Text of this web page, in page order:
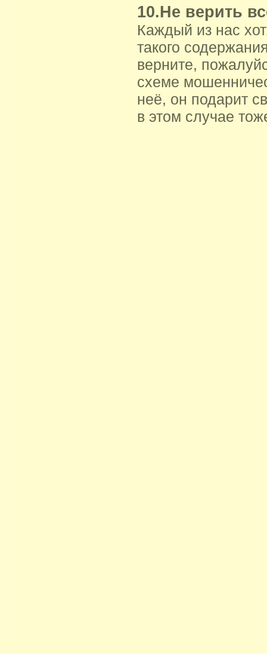
10.Не верить
Каждый из нас
такого
верните,
схеме
неё, он подарит
в этом случае